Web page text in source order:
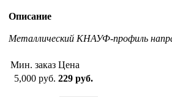
Описание
Металлический КНАУФ-профиль
Мин. заказ Цена
5,000 руб. 229 руб.